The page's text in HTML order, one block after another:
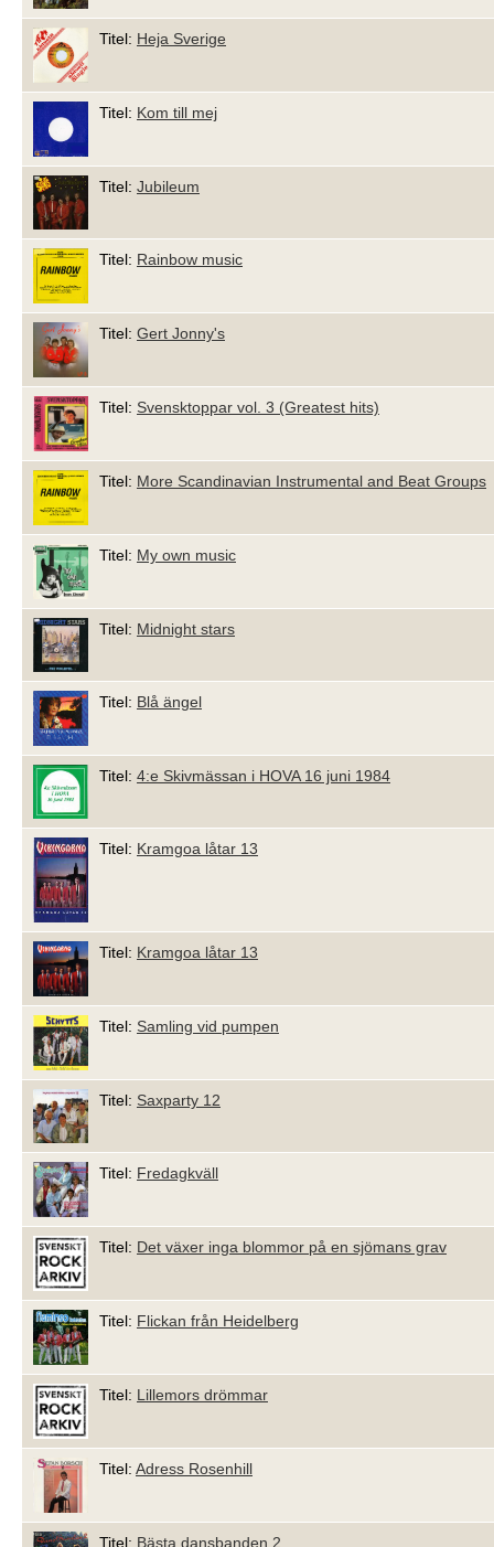
Titel: Heja Sverige
Titel: Kom till mej
Titel: Jubileum
Titel: Rainbow music
Titel: Gert Jonny's
Titel: Svensktoppar vol. 3 (Greatest hits)
Titel: More Scandinavian Instrumental and Beat Groups
Titel: My own music
Titel: Midnight stars
Titel: Blå ängel
Titel: 4:e Skivmässan i HOVA 16 juni 1984
Titel: Kramgoa låtar 13
Titel: Kramgoa låtar 13
Titel: Samling vid pumpen
Titel: Saxparty 12
Titel: Fredagkväll
Titel: Det växer inga blommor på en sjömans grav
Titel: Flickan från Heidelberg
Titel: Lillemors drömmar
Titel: Adress Rosenhill
Titel: Bästa dansbanden 2